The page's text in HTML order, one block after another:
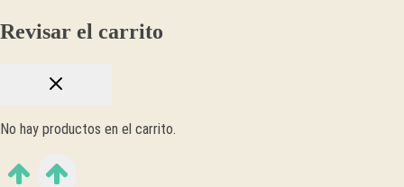
Revisar el carrito
No hay productos en el carrito.